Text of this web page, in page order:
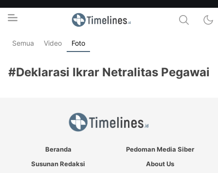
Timelines.id
Media Literasi, Sejarah & Budaya
Semua Video Foto
#Deklarasi Ikrar Netralitas Pegawai
Beranda
Pedoman Media Siber
Susunan Redaksi
About Us